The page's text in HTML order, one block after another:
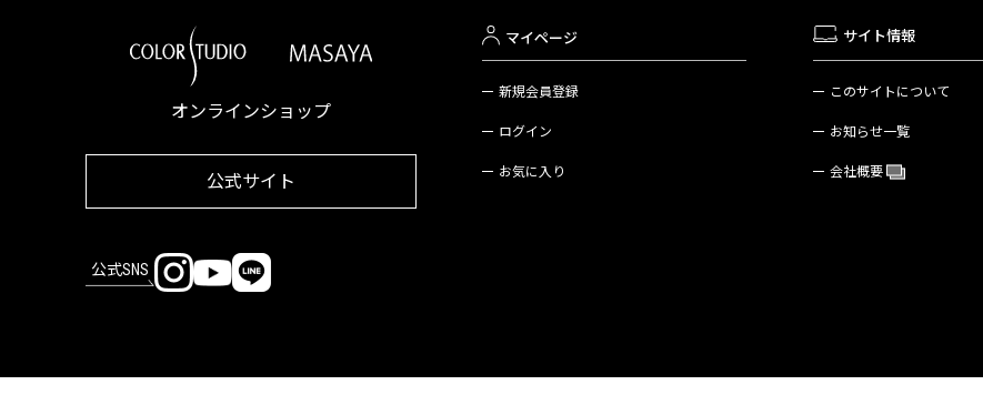
オンラインショップ
公式サイト
公式SNS
マイページ
新規会員登録
ログイン
お気に入り
サイト情報
このサイトについて
お知らせ一覧
会社概要